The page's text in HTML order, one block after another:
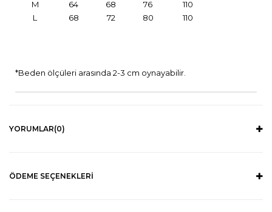
M 64 68 76
110
L
68 72 80 110
*Beden ölçüleri arasında 2-3 cm oynayabilir.
YORUMLAR(0)
ÖDEME SEÇENEKLERI